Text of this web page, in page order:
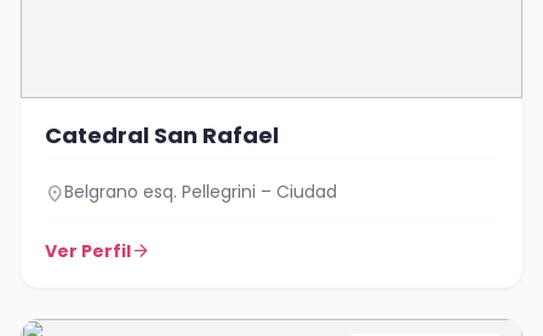
Catedral San Rafael
location_onBelgrano esq. Pellegrini – Ciudad
Ver Perfilarrow_forward